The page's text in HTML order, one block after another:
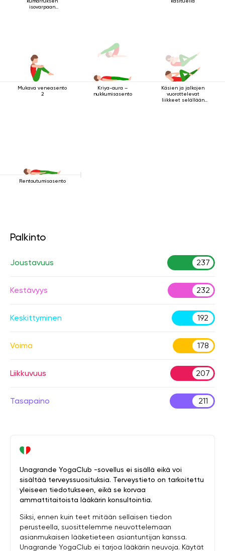
isovarpaan
Mukava veneasento
2
Kriya-aura –
nukkumisasento
Käsien ja jalkojen
vuorottelevat
liikkeet selällään
Rentoutumisasento
Palkinto
Joustavuus 237
Kestävyys 232
Keskittyminen 192
Voima 178
Liikkuvuus 207
Tasapaino 211
Unagrande YogaClub -sovellus ei sisällä eikä voi
sisältää terveyssuosituksia. Terveystieto on tarkoitettu
yleiseen tiedotukseen, eikä se korvaa
ammattitaitoista lääkärin konsultointia.
Siksi, ennen kuin teet mitään sellaisen tiedon
perusteella, suosittelemme neuvottelemaan
asianmukaisen lääketieteen asiantuntijan kanssa.
Unagrande YogaClub ei tarjoa lääkärin neuvoja. Käytät